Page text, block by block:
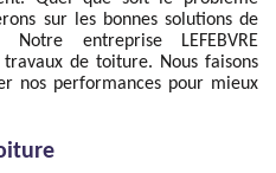
sur les bonnes solutions de
entreprise LEFEBVRE
de toiture. Nous faisons
nos performances pour mieux